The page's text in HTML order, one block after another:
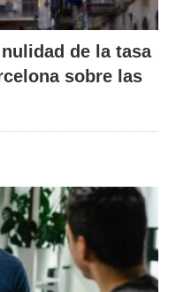
de la tasa
sobre las